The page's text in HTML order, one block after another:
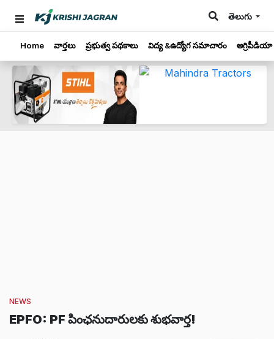
తెలుగు
Home వార్తలు ప్రభుత్వ పథకాలు విద్య &ఉద్యోగ సమాచారం అగ్రిపీడియా
NEWS
EPFO: PF పింఛనుదారులకు శుభవార్త!